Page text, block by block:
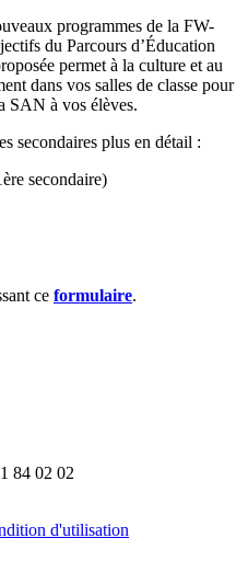
programmes de la FW-
du Parcours d’Éducation
permet à la culture et au
dans vos salles de classe pour
SAN à vos élèves.
secondaires plus en détail :
secondaire)
ce formulaire.
84 02 02
d'utilisation